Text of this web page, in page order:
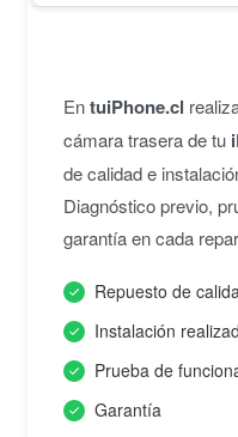
EntuiPhone.cl
cámara trasera de tu
de calidad e
Diagnóstico previo,
garantía en cada
Repuesto de
Instalación
Prueba de
Garantía